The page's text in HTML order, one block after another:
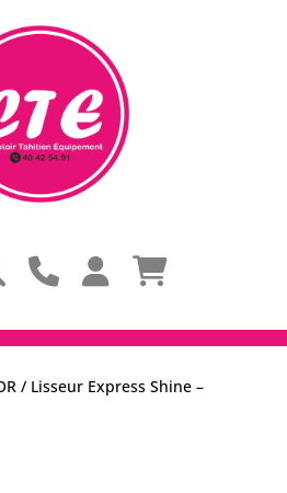
/ Lisseur Express Shine –